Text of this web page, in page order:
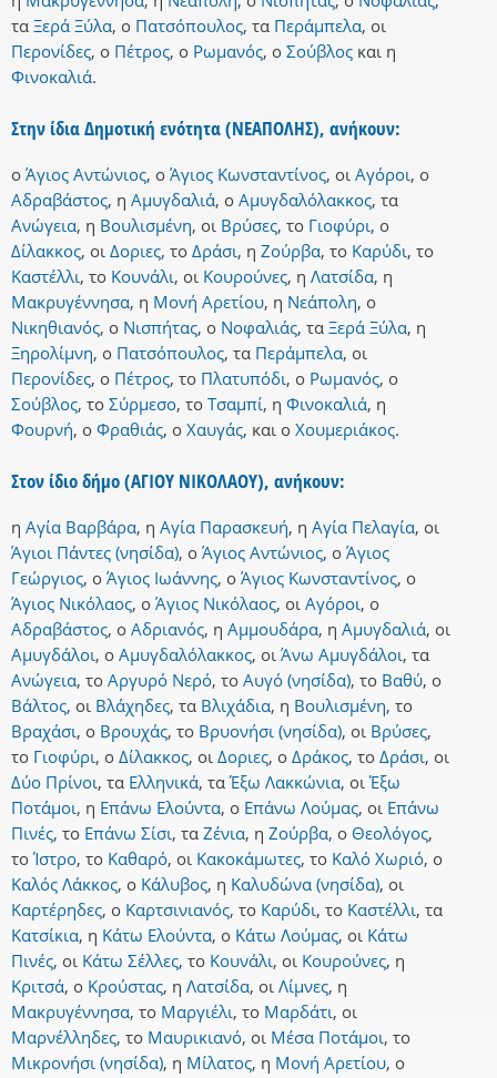
τα Ξερά Ξύλα, ο Πατσόπουλος, τα Περάμπελα, οι
Περονίδες, ο Πέτρος, ο Ρωμανός, ο Σούβλος και η
Φινοκαλιά.
Στην ίδια Δημοτική ενότητα (ΝΕΑΠΟΛΗΣ), ανήκουν:
ο Άγιος Αντώνιος, ο Άγιος Κωνσταντίνος, οι Αγόροι, ο
Αδραβάστος, η Αμυγδαλιά, ο Αμυγδαλόλακκος, τα
Ανώγεια, η Βουλισμένη, οι Βρύσες, το Γιοφύρι, ο
Δίλακκος, οι Δοριες, το Δράσι, η Ζούρβα, το Καρύδι, το
Καστέλλι, το Κουνάλι, οι Κουρούνες, η Λατσίδα, η
Μακρυγέννησα, η Μονή Αρετίου, η Νεάπολη, ο
Νικηθιανός, ο Νισπήτας, ο Νοφαλιάς, τα Ξερά Ξύλα, η
Ξηρολίμνη, ο Πατσόπουλος, τα Περάμπελα, οι
Περονίδες, ο Πέτρος, το Πλατυπόδι, ο Ρωμανός, ο
Σούβλος, το Σύρμεσο, το Τσαμπί, η Φινοκαλιά, η
Φουρνή, ο Φραθιάς, ο Χαυγάς, και ο Χουμεριάκος.
Στον ίδιο δήμο (ΑΓΙΟΥ ΝΙΚΟΛΑΟΥ), ανήκουν:
η Αγία Βαρβάρα, η Αγία Παρασκευή, η Αγία Πελαγία, οι
Άγιοι Πάντες (νησίδα), ο Άγιος Αντώνιος, ο Άγιος
Γεώργιος, ο Άγιος Ιωάννης, ο Άγιος Κωνσταντίνος, ο
Άγιος Νικόλαος, ο Άγιος Νικόλαος, οι Αγόροι, ο
Αδραβάστος, ο Αδριανός, η Αμμουδάρα, η Αμυγδαλιά, οι
Αμυγδάλοι, ο Αμυγδαλόλακκος, οι Άνω Αμυγδάλοι, τα
Ανώγεια, το Αργυρό Νερό, το Αυγό (νησίδα), το Βαθύ, ο
Βάλτος, οι Βλάχηδες, τα Βλιχάδια, η Βουλισμένη, το
Βραχάσι, ο Βρουχάς, το Βρυονήσι (νησίδα), οι Βρύσες,
το Γιοφύρι, ο Δίλακκος, οι Δοριες, ο Δράκος, το Δράσι, οι
Δύο Πρίνοι, τα Ελληνικά, τα Έξω Λακκώνια, οι Έξω
Ποτάμοι, η Επάνω Ελούντα, ο Επάνω Λούμας, οι Επάνω
Πινές, το Επάνω Σίσι, τα Ζένια, η Ζούρβα, ο Θεολόγος,
το Ίστρο, το Καθαρό, οι Κακοκάμωτες, το Καλό Χωριό, ο
Καλός Λάκκος, ο Κάλυβος, η Καλυδώνα (νησίδα), οι
Καρτέρηδες, ο Καρτσινιανός, το Καρύδι, το Καστέλλι, τα
Κατσίκια, η Κάτω Ελούντα, ο Κάτω Λούμας, οι Κάτω
Πινές, οι Κάτω Σέλλες, το Κουνάλι, οι Κουρούνες, η
Κριτσά, ο Κρούστας, η Λατσίδα, οι Λίμνες, η
Μακρυγέννησα, το Μαργιέλι, το Μαρδάτι, οι
Μαρνέλληδες, το Μαυρικιανό, οι Μέσα Ποτάμοι, το
Μικρονήσι (νησίδα), η Μίλατος, η Μονή Αρετίου, ο